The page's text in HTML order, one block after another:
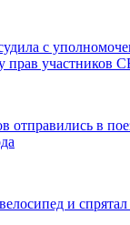
с
прав участников
отправились в
и спрятал